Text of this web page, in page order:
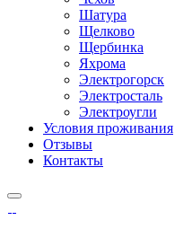
Шатура
Щелково
Щербинка
Яхрома
Электрогорск
Электросталь
Электроугли
Условия проживания
Отзывы
Контакты